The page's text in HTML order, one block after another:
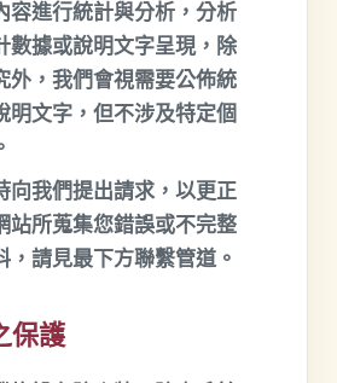
容進行統計與分析，分析
數據或說明文字呈現，除
外，我們會視需要公佈統
明文字，但不涉及特定個
向我們提出請求，以更正
站所蒐集您錯誤或不完整
，請見最下方聯繫管道。
保護